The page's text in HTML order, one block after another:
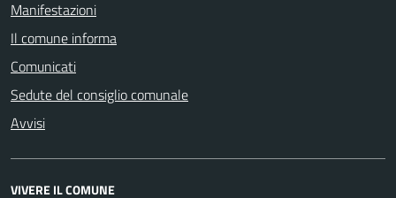
Manifestazioni
Il comune informa
Comunicati
Sedute del consiglio comunale
Avvisi
VIVERE IL COMUNE